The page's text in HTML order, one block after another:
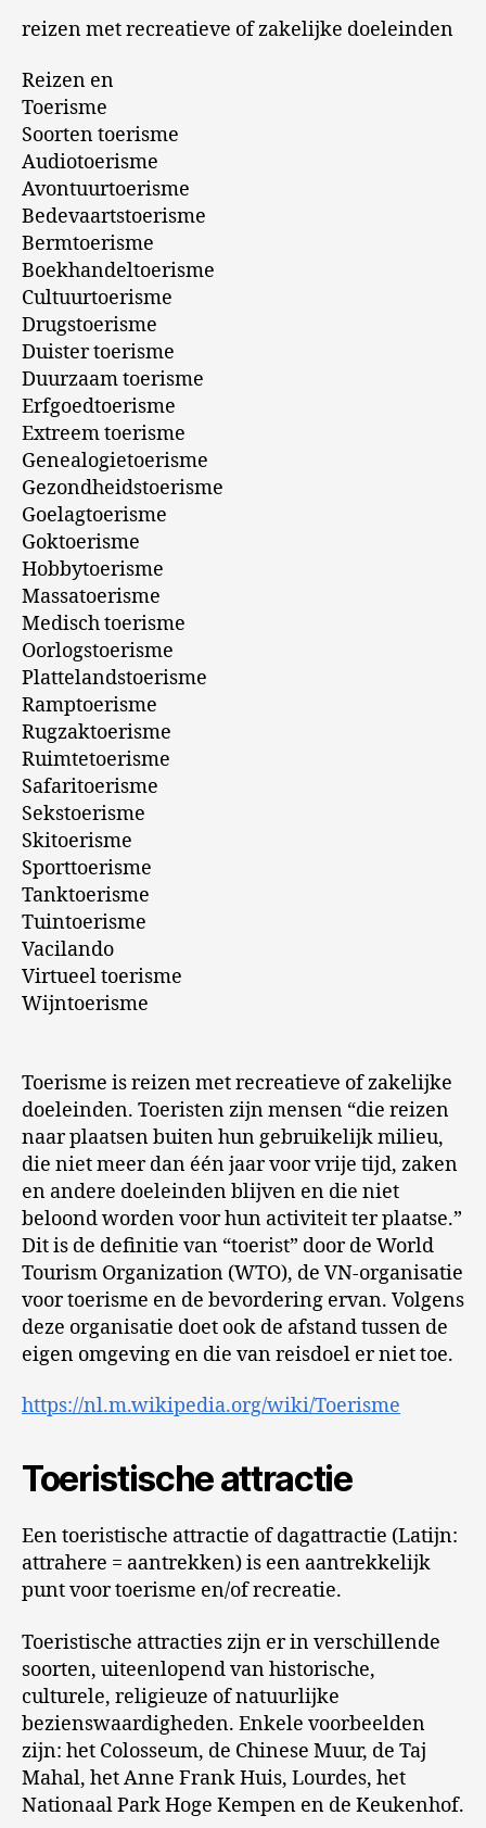
reizen met recreatieve of zakelijke doeleinden
Reizen en
Toerisme
Soorten toerisme
Audiotoerisme
Avontuurtoerisme
Bedevaartstoerisme
Bermtoerisme
Boekhandeltoerisme
Cultuurtoerisme
Drugstoerisme
Duister toerisme
Duurzaam toerisme
Erfgoedtoerisme
Extreem toerisme
Genealogietoerisme
Gezondheidstoerisme
Goelagtoerisme
Goktoerisme
Hobbytoerisme
Massatoerisme
Medisch toerisme
Oorlogstoerisme
Plattelandstoerisme
Ramptoerisme
Rugzaktoerisme
Ruimtetoerisme
Safaritoerisme
Sekstoerisme
Skitoerisme
Sporttoerisme
Tanktoerisme
Tuintoerisme
Vacilando
Virtueel toerisme
Wijntoerisme
Toerisme is reizen met recreatieve of zakelijke
doeleinden. Toeristen zijn mensen “die reizen
naar plaatsen buiten hun gebruikelijk milieu,
die niet meer dan één jaar voor vrije tijd, zaken
en andere doeleinden blijven en die niet
beloond worden voor hun activiteit ter plaatse.”
Dit is de definitie van “toerist” door de World
Tourism Organization (WTO), de VN-organisatie
voor toerisme en de bevordering ervan. Volgens
deze organisatie doet ook de afstand tussen de
eigen omgeving en die van reisdoel er niet toe.
https://nl.m.wikipedia.org/wiki/Toerisme
Toeristische attractie
Een toeristische attractie of dagattractie (Latijn:
attrahere = aantrekken) is een aantrekkelijk
punt voor toerisme en/of recreatie.
Toeristische attracties zijn er in verschillende
soorten, uiteenlopend van historische,
culturele, religieuze of natuurlijke
bezienswaardigheden. Enkele voorbeelden
zijn: het Colosseum, de Chinese Muur, de Taj
Mahal, het Anne Frank Huis, Lourdes, het
Nationaal Park Hoge Kempen en de Keukenhof.